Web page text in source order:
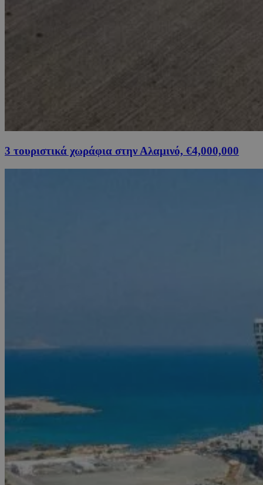
3 τουριστικά χωράφια στην Αλαμινό, €4,000,000